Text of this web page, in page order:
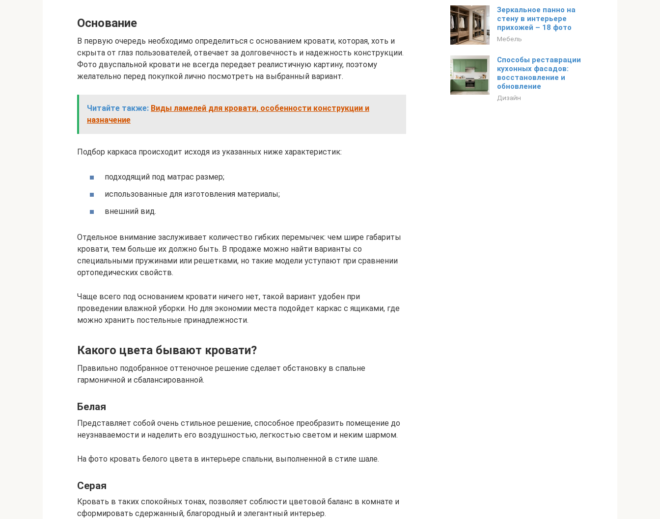
Основание
В первую очередь необходимо определиться с основанием кровати, которая, хоть и
скрыта от глаз пользователей, отвечает за долговечность и надежность конструкции.
Фото двуспальной кровати не всегда передает реалистичную картину, поэтому
желательно перед покупкой лично посмотреть на выбранный вариант.
Читайте также: Виды ламелей для кровати, особенности конструкции и
назначение
Подбор каркаса происходит исходя из указанных ниже характеристик:
подходящий под матрас размер;
использованные для изготовления материалы;
внешний вид.
Отдельное внимание заслуживает количество гибких перемычек: чем шире габариты
кровати, тем больше их должно быть. В продаже можно найти варианты со
специальными пружинами или решетками, но такие модели уступают при сравнении
ортопедических свойств.
Чаще всего под основанием кровати ничего нет, такой вариант удобен при
проведении влажной уборки. Но для экономии места подойдет каркас с ящиками, где
можно хранить постельные принадлежности.
Какого цвета бывают кровати?
Правильно подобранное оттеночное решение сделает обстановку в спальне
гармоничной и сбалансированной.
Белая
Представляет собой очень стильное решение, способное преобразить помещение до
неузнаваемости и наделить его воздушностью, легкостью светом и неким шармом.
На фото кровать белого цвета в интерьере спальни, выполненной в стиле шале.
Серая
Кровать в таких спокойных тонах, позволяет соблюсти цветовой баланс в комнате и
сформировать сдержанный, благородный и элегантный интерьер.
Зеркальное панно на
стену в интерьере
прихожей – 18 фото
Мебель
Способы реставрации
кухонных фасадов:
восстановление и
обновление
Дизайн